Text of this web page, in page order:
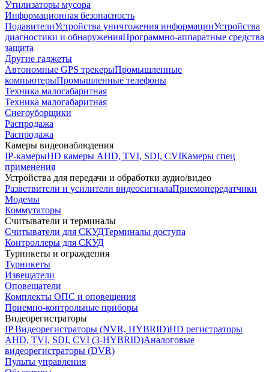
Утилизаторы мусора
Информационная безопасность
ПодавителиУстройства уничтожения информацииУстройства
диагностики и обнаруженияПрограммно-аппаратные средства
защита
Другие гаджеты
Автономные GPS трекерыПромышленные
компьютерыПромышленные телефоны
Техника малогабаритная
Техника малогабаритная
Снегоуборщики
Распродажа
Распродажа
Камеры видеонаблюдения
IP-камерыHD камеры AHD, TVI, SDI, CVIКамеры спец
применения
Устройства для передачи и обработки аудио/видео
Разветвители и усилители видеосигналаПриемопередатчики
Модемы
Коммутаторы
Считыватели и терминалы
Считыватели для СКУДТерминалы доступа
Контроллеры для СКУД
Турникеты и ограждения
Турникеты
Извещатели
Оповещатели
Комплекты ОПС и оповещения
Приемно-контрольные приборы
Видеорегистраторы
IP Видеорегистраторы (NVR, HYBRID)HD регистраторы
AHD, TVI, SDI, CVI (3-HYBRID)Аналоговые
видеорегистраторы (DVR)
Пульты управления